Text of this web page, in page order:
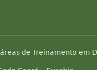
de Treinamento